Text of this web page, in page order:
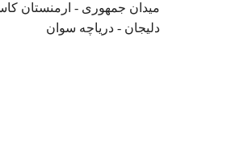
میدان جمهوری - ارمنستان
دلیجان - دریاچه سوان